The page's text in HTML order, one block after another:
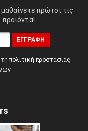
πρώτοι τις
ΕΓΓΡΑΦΉ
πολιτική προστασίας